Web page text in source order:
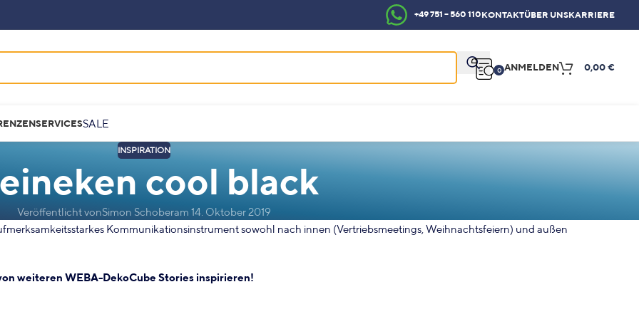
+49 751 – 560 110KONTAKTÜBER UNSKARRIERE
0 ANMELDEN 0,00 €
SERVICESSALE
INSPIRATION
cool black
Veröffentlicht vonSimon Schoberam 14. Oktober 2019
Kommunikationsinstrument sowohl nach innen (Vertriebsmeetings, Weihnachtsfeiern) und außen
weiteren WEBA-DekoCube Stories inspirieren!